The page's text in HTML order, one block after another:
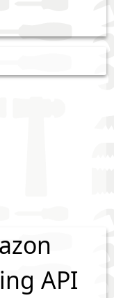
API